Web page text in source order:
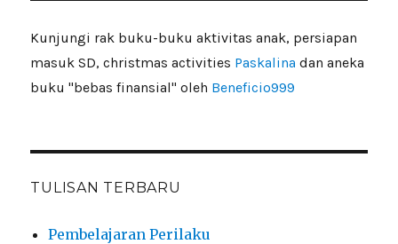
Kunjungi rak buku-buku aktivitas anak, persiapan
masuk SD, christmas activities Paskalinadan aneka
buku "bebas finansial" oleh Beneficio999
TULISAN TERBARU
Pembelajaran Perilaku